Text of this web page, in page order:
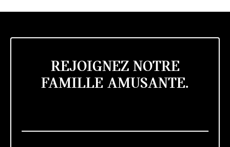
REJOIGNEZ NOTRE
FAMILLE AMUSANTE.